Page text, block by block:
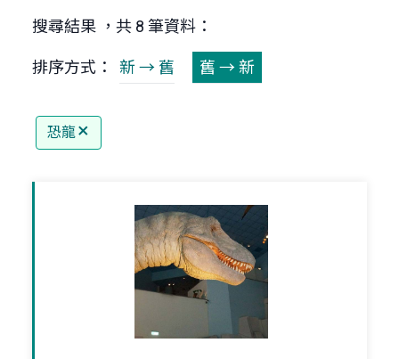
搜尋結果 ，共 8 筆資料：
排序方式： 新 → 舊 舊 → 新
恐龍